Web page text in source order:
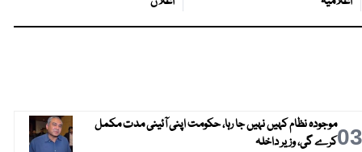
03موجودہ نظام کہیں نہیں جا رہا، حکومت اپنی آئینی مدت مکمل
کرے گی، وزیر داخلہ